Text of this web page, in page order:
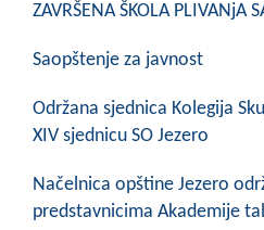
ZAVRŠENA ŠKOLA PLIVANjA
Saopštenje za javnost
Održana sjednica Kolegija
XIV sjednicu SO Jezero
Načelnica opštine Jezero
predstavnicima Akademije